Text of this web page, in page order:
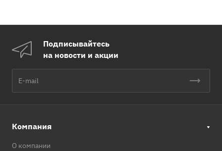
Подписывайтесь
на новости и акции
Компания
О компании